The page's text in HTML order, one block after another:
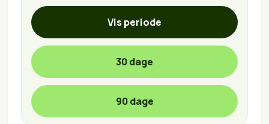
Vis periode
30 dage
90 dage